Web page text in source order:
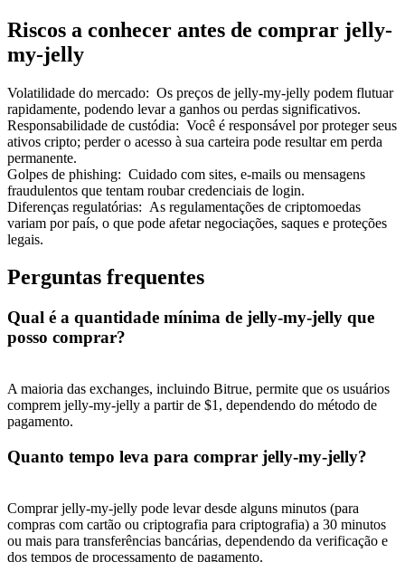
Riscos a conhecer antes de comprar jelly-
my-jelly
Volatilidade do mercado: Os preços de jelly-my-jelly podem flutuar
rapidamente, podendo levar a ganhos ou perdas significativos.
Responsabilidade de custódia: Você é responsável por proteger seus
ativos cripto; perder o acesso à sua carteira pode resultar em perda
permanente.
Golpes de phishing: Cuidado com sites, e-mails ou mensagens
fraudulentos que tentam roubar credenciais de login.
Diferenças regulatórias: As regulamentações de criptomoedas
variam por país, o que pode afetar negociações, saques e proteções
legais.
Perguntas frequentes
Qual é a quantidade mínima de jelly-my-jelly que
posso comprar?
A maioria das exchanges, incluindo Bitrue, permite que os usuários
comprem jelly-my-jelly a partir de $1, dependendo do método de
pagamento.
Quanto tempo leva para comprar jelly-my-jelly?
Comprar jelly-my-jelly pode levar desde alguns minutos (para
compras com cartão ou criptografia para criptografia) a 30 minutos
ou mais para transferências bancárias, dependendo da verificação e
dos tempos de processamento de pagamento.